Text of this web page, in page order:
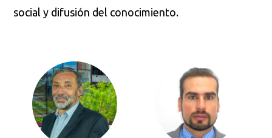
social y difusión del conocimiento.